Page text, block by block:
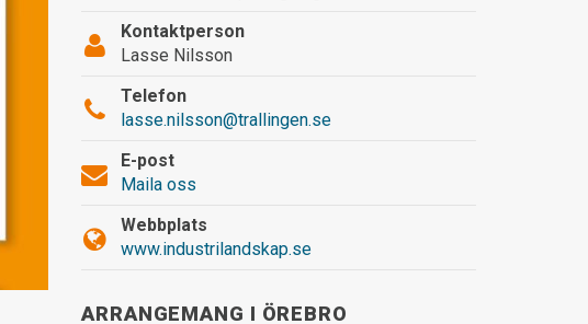
Kontaktperson
Lasse Nilsson
Telefon
lasse.nilsson@trallingen.se
E-post
Maila oss
Webbplats
www.industrilandskap.se
ARRANGEMANG I ÖREBRO